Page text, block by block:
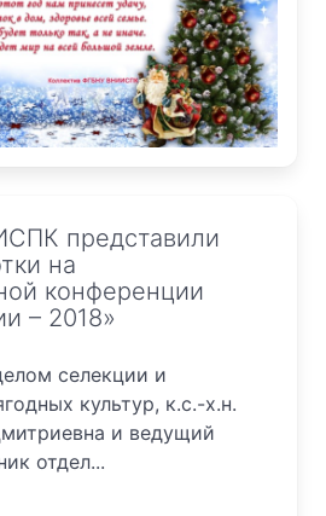
представили
на
конференции
– 2018»
селекции и
культур, к.с.-х.н.
и ведущий
отдел...